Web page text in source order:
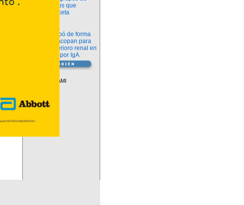
medicamentos que
requerían receta
La FDA aprobó de forma
definitiva iptacopan para
frenar el deterioro renal en
la nefropatía por IgA
Descuentos PAMI